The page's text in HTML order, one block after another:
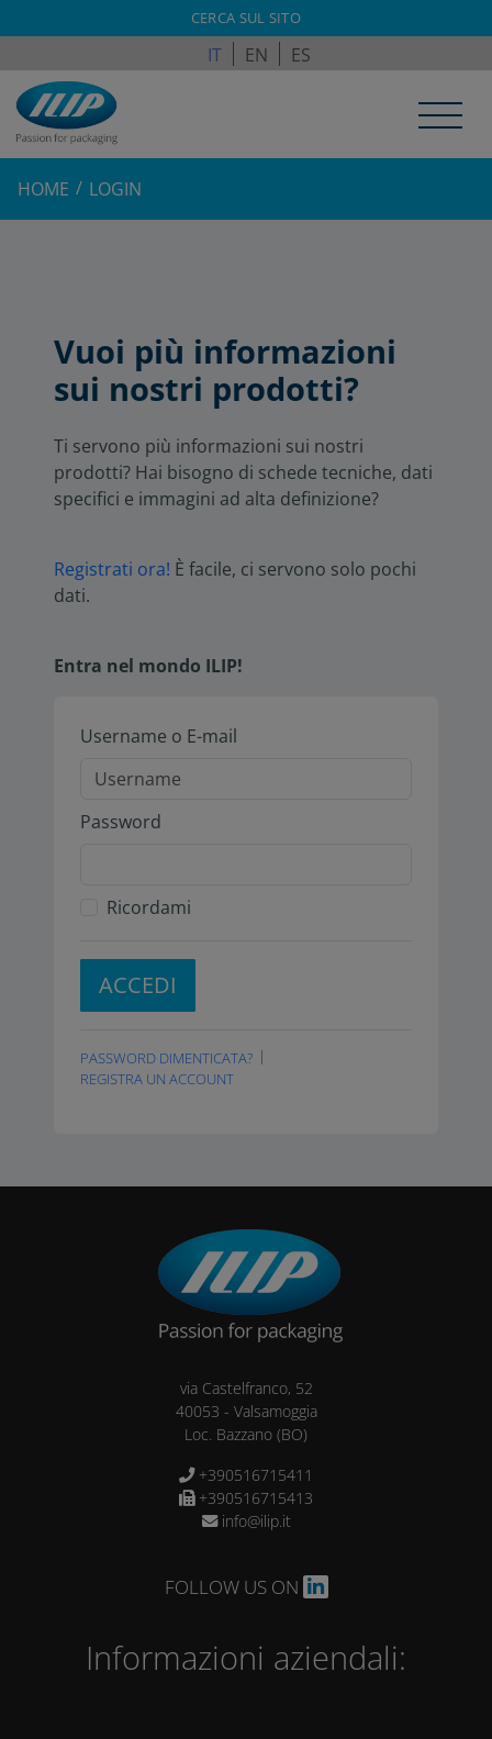
IT EN ES
CERCA SUL SITO
HOME LOGIN
Vuoi più informazioni
sui nostri prodotti?
Ti servono più informazioni sui nostri
prodotti? Hai bisogno di schede tecniche, dati
specifici e immagini ad alta definizione?
Registrati ora! È facile, ci servono solo pochi
dati.
Entra nel mondo ILIP!
Username o E-mail
Password
Ricordami
ACCEDI
PASSWORD DIMENTICATA?
REGISTRA UN ACCOUNT
via Castelfranco, 52
40053 - Valsamoggia
Loc. Bazzano (BO)
+390516715411
+390516715413
info@ilip.it
FOLLOW US ON
Informazioni aziendali: